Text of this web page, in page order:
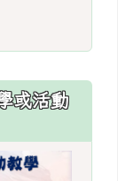
或活動